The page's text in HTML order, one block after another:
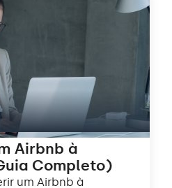
Airbnb à
Completo)
um Airbnb à